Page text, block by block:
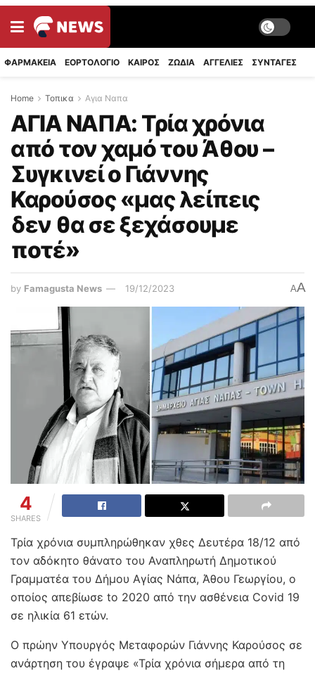
ΦΑΡΜΑΚΕΙΑ ΕΟΡΤΟΛΟΓΙΟ ΚΑΙΡΟΣ ΖΩΔΙΑ ΑΓΓΕΛΙΕΣ ΣΥΝΤΑΓΈΣ
Home Τοπικα Αγια Ναπα
ΑΓΙΑ ΝΑΠΑ: Τρία χρόνια
από τον χαμό του Άθου –
Συγκινεί ο Γιάννης
Καρούσος «μας λείπεις
δεν θα σε ξεχάσουμε
ποτέ»
by Famagusta News 19/12/2023 AA
4
SHARES
Τρία χρόνια συμπληρώθηκαν χθες Δευτέρα 18/12 από
τον αδόκητο θάνατο του Αναπληρωτή Δημοτικού
Γραμματέα του Δήμου Αγίας Νάπα, Άθου Γεωργίου, ο
οποίος απεβίωσε to 2020 από την ασθένεια Covid 19
σε ηλικία 61 ετών.
Ο πρώην Υπουργός Μεταφορών Γιάννης Καρούσος σε
ανάρτηση του έγραψε «Τρία χρόνια σήμερα από τη